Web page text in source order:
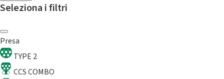
Seleziona i filtri
Presa
TYPE 2
CCS COMBO